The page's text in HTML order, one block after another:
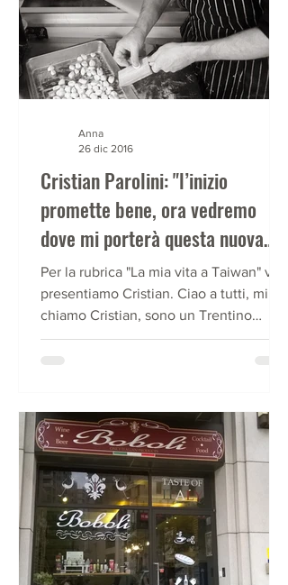
Cristian Parolini: "l’inizio
promette bene, ora vedremo
dove mi porterà questa nuova
avventura"
Per la rubrica "La mia vita a Taiwan" vi
presentiamo Cristian. Ciao a tutti, mi
chiamo Cristian, sono un Trentino
vagabondo, cuoco di...
Anna
26 dic 2016